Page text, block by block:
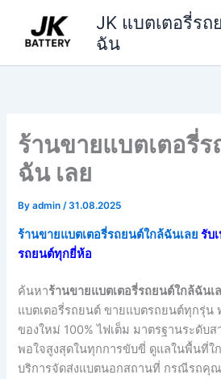
content
JK แบตเตอรี่รถ
ฉัน
ร้านขายแบตเตอรี่
ฉัน เลย
Byadmin/31.08.2025
ร้านขายแบตเตอรี่รถยนต์ใกล้ฉันเลย รับ
รถยนต์ทุกยี่ห้อ
ค้นหาร้านขายแบตเตอรี่รถยนต์ใกล้ฉันเ
แบตเตอรี่รถยนต์ ขายแบตรถยนต์ทุกรุ่
ของใหม่ 100% ไฟเต็ม มาตรฐานระดับส
พอใจสูงสุดในทุกการขับขี่ ดูแลในพื้นที่ใ
บริการจัดส่งแบตนอกสถานที่ กรณีรถคุ